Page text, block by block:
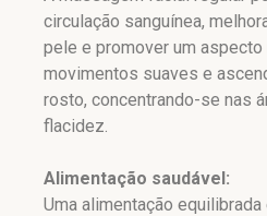
circulação sanguínea,
pele e promover um
movimentos suaves e
rosto, concentrando-se nas
flacidez.
Alimentação saudável:
Uma alimentação